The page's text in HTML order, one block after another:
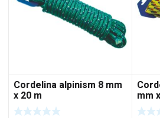
Cordelina alpinism 8 mm
x 20 m mm